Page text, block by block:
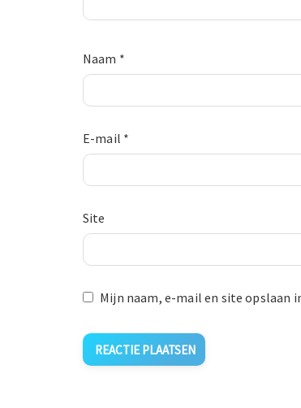
Naam *
E-mail *
Site
Mijn naam, e-mail en site opslaan